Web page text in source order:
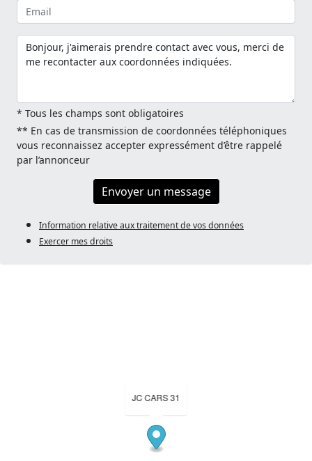
* Tous les champs sont obligatoires
** En cas de transmission de coordonnées téléphoniques
vous reconnaissez accepter expressément d’être rappelé
par l’annonceur
Envoyer un message
Information relative aux traitement de vos données
Exercer mes droits
JC CARS 31